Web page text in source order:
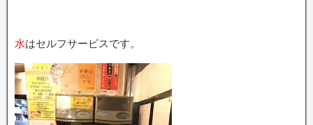
水はセルフサービスです。